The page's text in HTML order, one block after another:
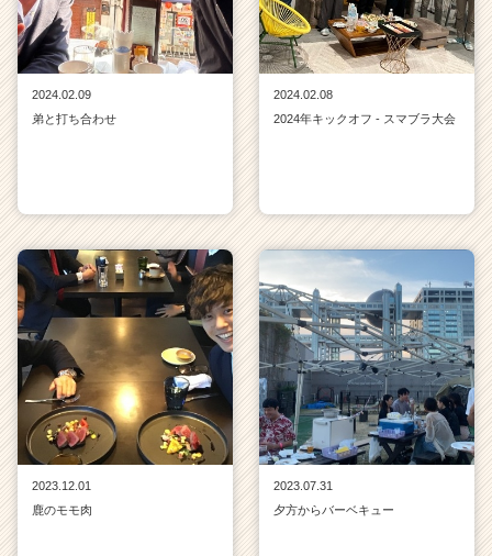
2024.02.09
弟と打ち合わせ
2024.02.08
2024年キックオフ - スマブラ大会
2023.12.01
鹿のモモ肉
2023.07.31
夕方からバーベキュー